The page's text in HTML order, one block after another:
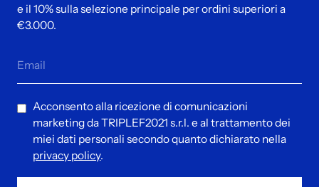
e il 10% sulla selezione principale per ordini superiori a
€3.000.
Acconsento alla ricezione di comunicazioni
marketing da TRIPLEF2021 s.r.l. e al trattamento dei
miei dati personali secondo quanto dichiarato nella
privacy policy.